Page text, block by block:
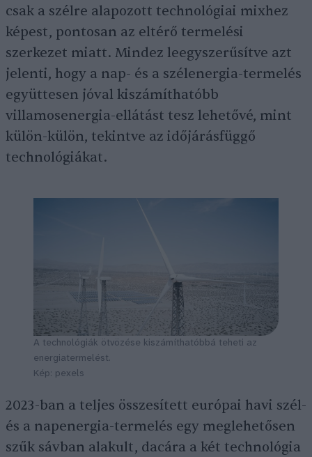
csak a szélre alapozott technológiai mixhez
képest, pontosan az eltérő termelési
szerkezet miatt. Mindez leegyszerűsítve azt
jelenti, hogy a nap- és a szélenergia-termelés
együttesen jóval kiszámíthatóbb
villamosenergia-ellátást tesz lehetővé, mint
külön-külön, tekintve az időjárásfüggő
technológiákat.
A technológiák ötvözése kiszámíthatóbbá teheti az
energiatermelést.
Kép: pexels
2023-ban a teljes összesített európai havi szél-
és a napenergia-termelés egy meglehetősen
szűk sávban alakult, dacára a két technológia